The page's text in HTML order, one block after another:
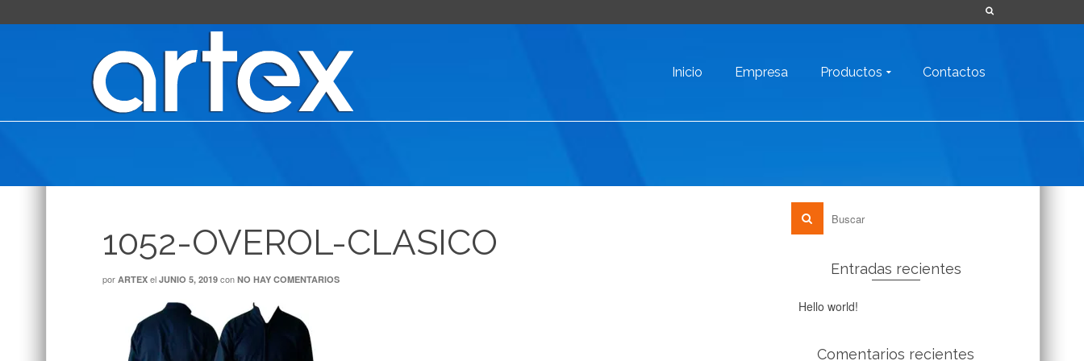
Inicio Empresa Productos Contactos
1052-OVEROL-CLASICO
por ARTEX el JUNIO 5, 2019 con NO HAY COMENTARIOS
Entradas recientes
Hello world!
Comentarios recientes